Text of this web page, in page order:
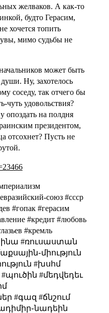
желваков. А как-то
будто Герасим,
хочется топить
мимо судьбы не
может быть
Ну, захотелось
соседу, так отчего бы
чуть удовольствия?
опоздать на полдня
президентом,
отсохнет? Пусть не
союз #cccp
#гопак #герасим
#кредит #любовь
#кремль
#ռուսաստան
#խսհմ
#մեդվեդեւ
#գազ #ճնշում